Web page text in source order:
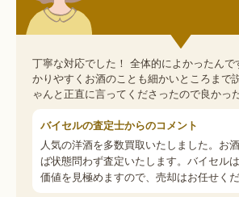
丁寧な対応でした！ 全体的によかったんで
かりやすくお酒のことも細かいところまで
ゃんと正直に言ってくださったので良かっ
バイセルの査定士からのコメント
人気の洋酒を多数買取いたしました。お
ば状態問わず査定いたします。バイセル
価値を見極めますので、売却はお任せくだ